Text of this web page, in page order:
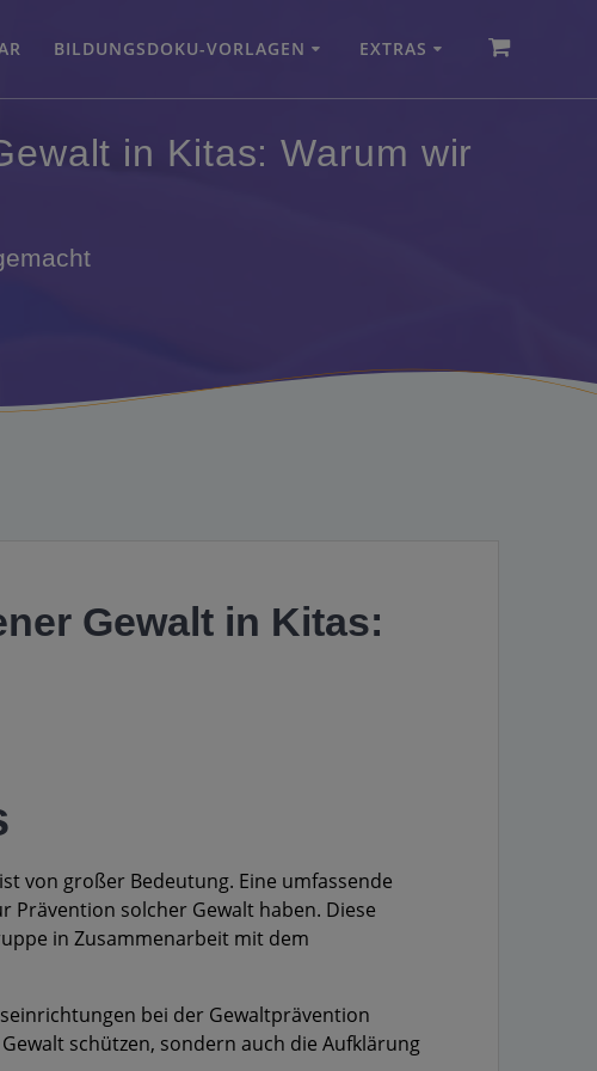
BILDUNGSDOKU-VORLAGEN EXTRAS
in Kitas: Warum wir
Gewalt in Kitas:
von großer Bedeutung. Eine umfassende
Prävention solcher Gewalt haben. Diese
in Zusammenarbeit mit dem
bei der Gewaltprävention
schützen, sondern auch die Aufklärung